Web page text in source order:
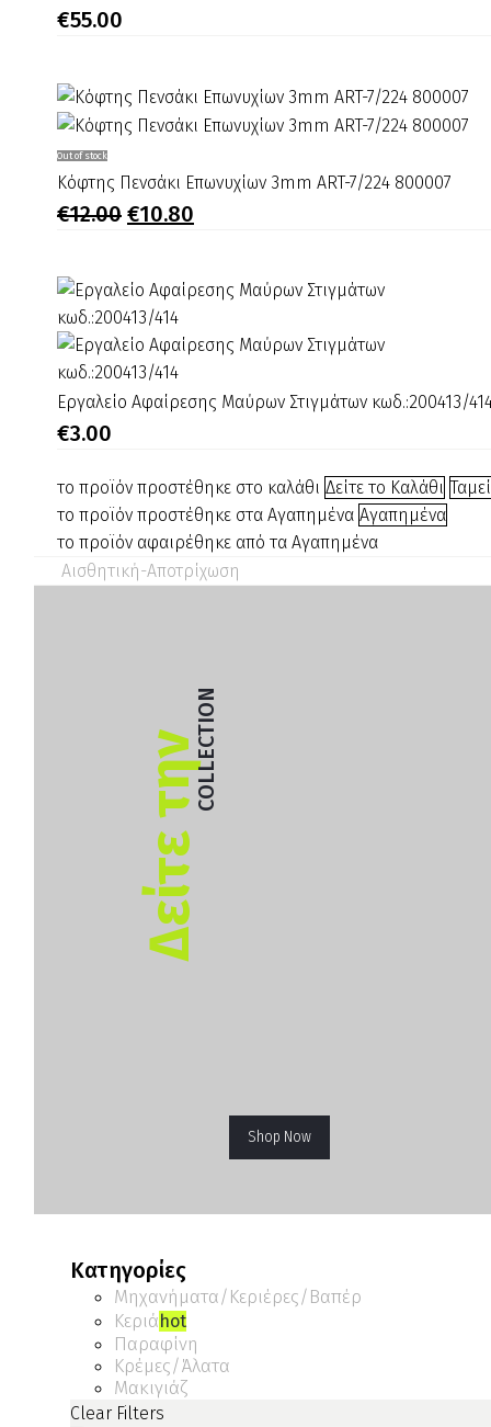
Ξηρής
κωδ.:700091
€55.00
Κόφτης
Πενσάκι
Επωνυχίων
7/224
800007
Out of stock
Κόφτης Πενσάκι Επωνυχίων 3mm ART-7/224 800007
€12.00 Original
€12.00.
€10.80
είναι:
€10.80.
Εργαλείο
Αφαίρεσης
Στιγμάτων
κωδ.:200413/414
Εργαλείο Αφαίρεσης Μαύρων Στιγμάτων κωδ.:200413/
€3.00
το προϊόν προστέθηκε στο καλάθι Δείτε το Καλάθι
το προϊόν προστέθηκε στα Αγαπημένα Αγαπημένα
το προϊόν αφαιρέθηκε από τα Αγαπημένα
Αισθητική-Αποτρίχωση
Δείτε τηνCOLLECTION
Shop Now
Κατηγορίες
Μηχανήματα/Κεριέρες/Βαπέρ
Κεριά hot
Παραφίνη
Κρέμες/Άλατα
Μακιγιάζ
Clear Filters